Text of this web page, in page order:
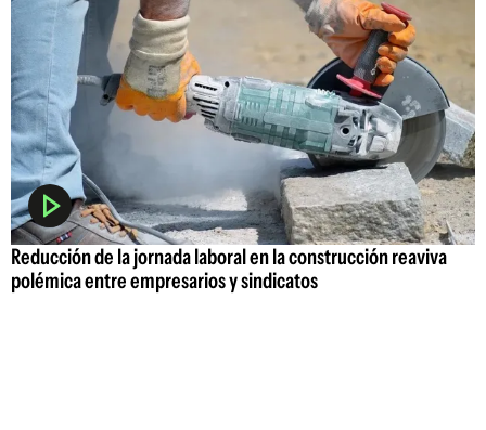
Reducción de la jornada laboral en la construcción reaviva
polémica entre empresarios y sindicatos